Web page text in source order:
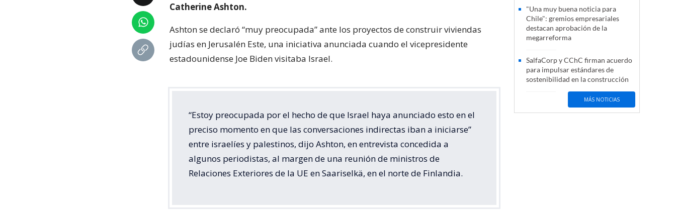
Catherine Ashton.
Ashton se declaró “muy preocupada” ante los proyectos de construir viviendas
judías en Jerusalén Este, una iniciativa anunciada cuando el vicepresidente
estadounidense Joe Biden visitaba Israel.
“Estoy preocupada por el hecho de que Israel haya anunciado esto en el
preciso momento en que las conversaciones indirectas iban a iniciarse”
entre israelíes y palestinos, dijo Ashton, en entrevista concedida a
algunos periodistas, al margen de una reunión de ministros de
Relaciones Exteriores de la UE en Saariselkä, en el norte de Finlandia.
"Una muy buena noticia para
Chile": gremios empresariales
destacan aprobación de la
megarreforma
SalfaCorp y CChC firman acuerdo
para impulsar estándares de
sostenibilidad en la construcción
MÁS NOTICIAS